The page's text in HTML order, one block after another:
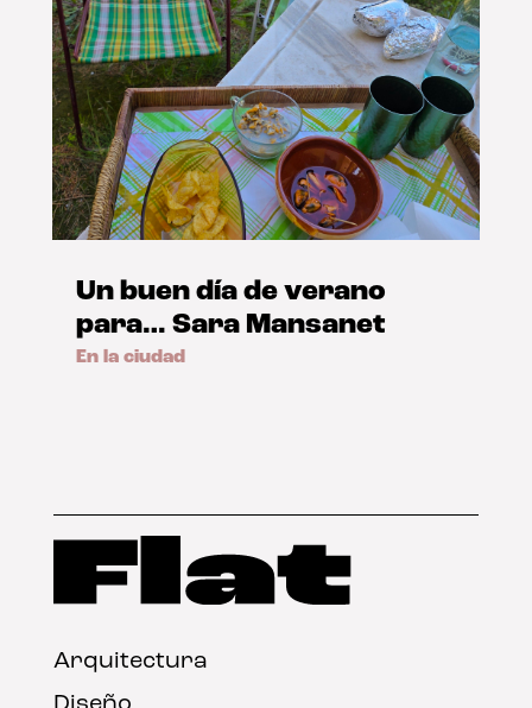
Un buen día de verano
para… Sara Mansanet
En la ciudad
Arquitectura